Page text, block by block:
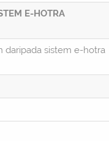
E-HOTRA
daripada sistem e-hotra